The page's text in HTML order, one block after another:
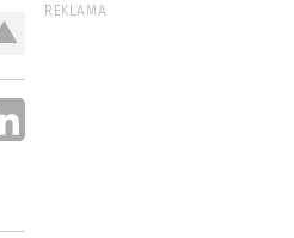
REKLAMA